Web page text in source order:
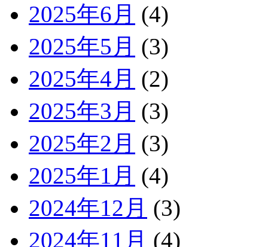
2025年6月 (4)
2025年5月 (3)
2025年4月 (2)
2025年3月 (3)
2025年2月 (3)
2025年1月 (4)
2024年12月 (3)
2024年11月 (4)